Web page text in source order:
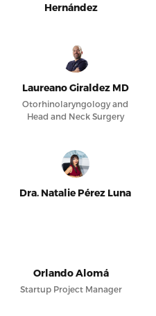
Hernández
Laureano Giraldez MD
Otorhinolaryngology and
Head and Neck Surgery
Dra. Natalie Pérez Luna
Orlando Alomá
Startup Project Manager